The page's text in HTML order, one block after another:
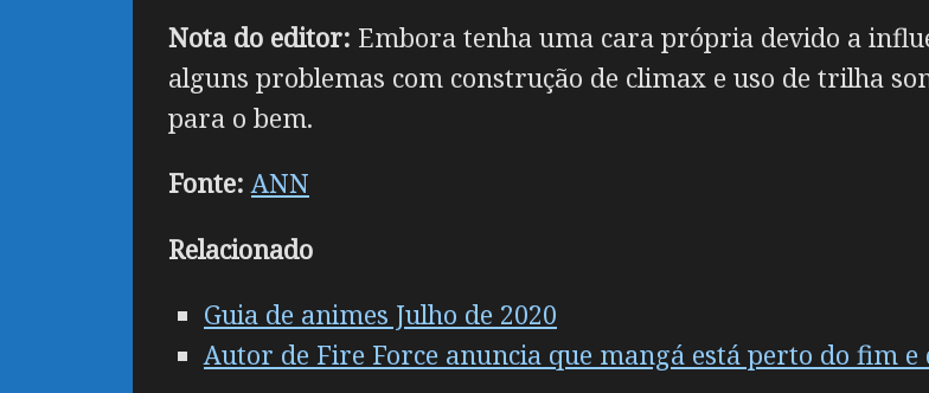
Nota do editor: Embora tenha uma cara própria devido a
alguns problemas com construção de climax e uso de trilha
para o bem.
Fonte: ANN
Relacionado
Guia de animes Julho de 2020
Autor de Fire Force anuncia que mangá está perto do fim